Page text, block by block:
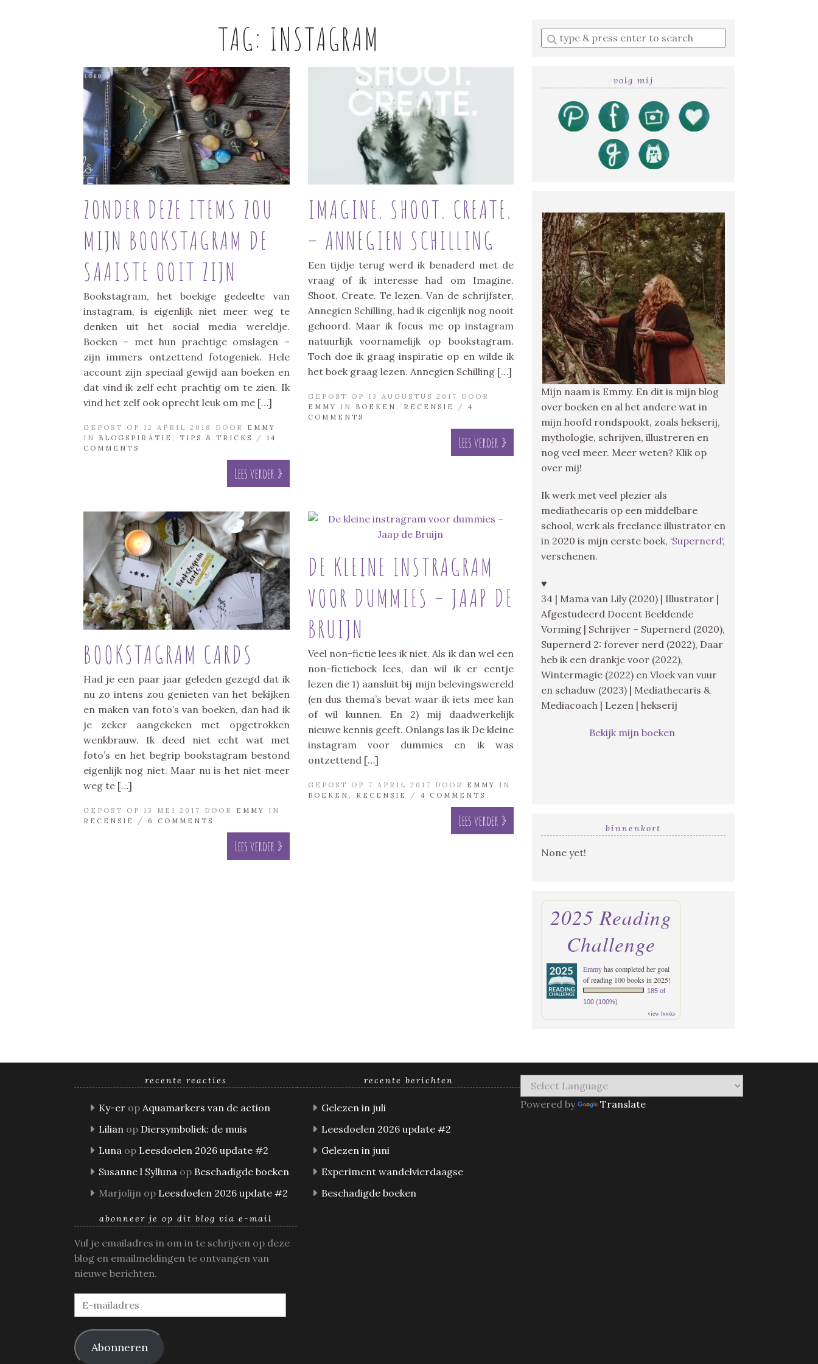
TAG: INSTAGRAM
ZONDER DEZE ITEMS ZOU
MIJN BOOKSTAGRAM DE
SAAISTE OOIT ZIJN
Bookstagram, het boekige gedeelte van
instagram, is eigenlijk niet meer weg te
denken uit het social media wereldje.
Boeken – met hun prachtige omslagen –
zijn immers ontzettend fotogeniek. Hele
account zijn speciaal gewijd aan boeken en
dat vind ik zelf echt prachtig om te zien. Ik
vind het zelf ook oprecht leuk om me […]
GEPOST OP 12 APRIL 2018 DOOR EMMY
IN BLOGSPIRATIE , TIPS & TRICKS / 14
COMMENTS
Lees verder »
IMAGINE. SHOOT. CREATE.
– ANNEGIEN SCHILLING
Een tijdje terug werd ik benaderd met de
vraag of ik interesse had om Imagine.
Shoot. Create. Te lezen. Van de schrijfster,
Annegien Schilling, had ik eigenlijk nog nooit
gehoord. Maar ik focus me op instagram
natuurlijk voornamelijk op bookstagram.
Toch doe ik graag inspiratie op en wilde ik
het boek graag lezen. Annegien Schilling […]
GEPOST OP 13 AUGUSTUS 2017 DOOR
EMMY
IN BOEKEN , RECENSIE / 4
COMMENTS
Lees verder »
BOOKSTAGRAM CARDS
Had je een paar jaar geleden gezegd dat ik
nu zo intens zou genieten van het bekijken
en maken van foto’s van boeken, dan had ik
je zeker aangekeken met opgetrokken
wenkbrauw. Ik deed niet echt wat met
foto’s en het begrip bookstagram bestond
eigenlijk nog niet. Maar nu is het niet meer
weg te […]
GEPOST OP 13 MEI 2017 DOOR EMMY
IN
RECENSIE
/ 6 COMMENTS
Lees verder »
DE KLEINE INSTRAGRAM
VOOR DUMMIES – JAAP DE
BRUIJN
Veel non-fictie lees ik niet. Als ik dan wel een
non-fictieboek lees, dan wil ik er eentje
lezen die 1) aansluit bij mijn belevingswereld
(en dus thema’s bevat waar ik iets mee kan
of wil kunnen. En 2) mij daadwerkelijk
nieuwe kennis geeft. Onlangs las ik De kleine
instagram voor dummies en ik was
ontzettend […]
GEPOST OP 7 APRIL 2017 DOOR EMMY
IN
BOEKEN , RECENSIE / 4 COMMENTS
Lees verder »
Enter
a
volg mij
Mijn naam is Emmy. En dit is mijn blog
over boeken en al het andere wat in
mijn hoofd rondspookt, zoals hekserij,
mythologie, schrijven, illustreren en
nog veel meer. Meer weten? Klik op
over mij!
Ik werk met veel plezier als
mediathecaris op een middelbare
school, werk als freelance illustrator en
in 2020 is mijn eerste boek, ‘Supernerd‘,
verschenen.
♥
34 | Mama van Lily (2020) | Illustrator |
Afgestudeerd Docent Beeldende
Vorming | Schrijver – Supernerd (2020),
Supernerd 2: forever nerd (2022), Daar
heb ik een drankje voor (2022),
Wintermagie (2022) en Vloek van vuur
en schaduw (2023) | Mediathecaris &
Mediacoach | Lezen | hekserij
Bekijk mijn boeken
binnenkort
None yet!
2025 Reading
Challenge
Emmyhas completed her goal
of reading 100 books in 2025!
185 of
100 (100%)
view books
recente reacties
Ky-er op Aquamarkers van de action
Lilian op Diersymboliek: de muis
Luna op Leesdoelen 2026 update #2
Susanne l Sylluna op Beschadigde boeken
Marjolijn op Leesdoelen 2026 update #2
recente berichten
Gelezen in juli
Leesdoelen 2026 update #2
Gelezen in juni
Experiment wandelvierdaagse
Beschadigde boeken
Powered by Translate
abonneer je op dit blog via e-mail
Vul je emailadres in om in te schrijven op deze
blog en emailmeldingen te ontvangen van
nieuwe berichten.
E-
mailadres
Abonneren